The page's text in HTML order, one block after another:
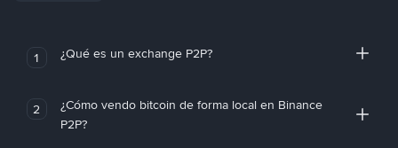
1 ¿Qué es un exchange P2P?
2
¿Cómo vendo bitcoin de forma local en Binance
P2P?